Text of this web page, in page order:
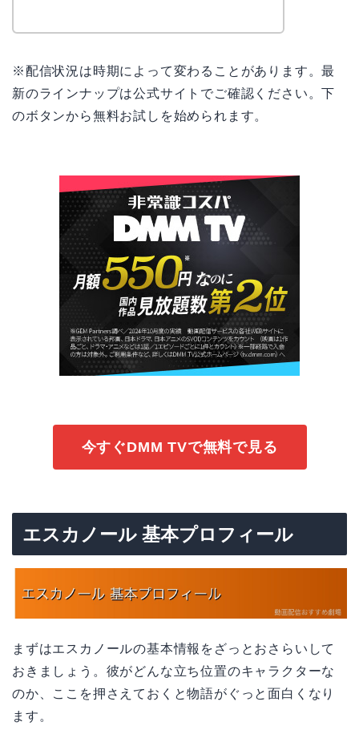
※配信状況は時期によって変わることがあります。最
新のラインナップは公式サイトでご確認ください。下
のボタンから無料お試しを始められます。
今すぐDMM TVで無料で見る
エスカノール 基本プロフィール
まずはエスカノールの基本情報をざっとおさらいして
おきましょう。彼がどんな立ち位置のキャラクターな
のか、ここを押さえておくと物語がぐっと面白くなり
ます。